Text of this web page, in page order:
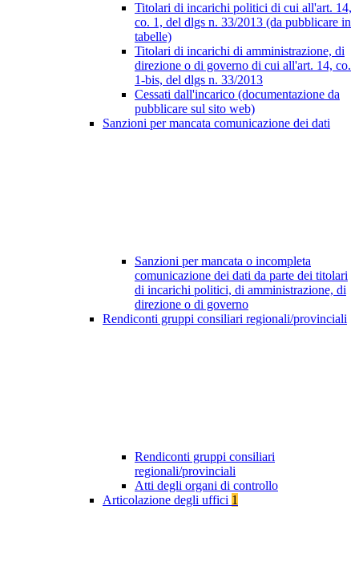
Titolari di incarichi politici di cui all'art. 14,
co. 1, del dlgs n. 33/2013 (da pubblicare in
tabelle)
Titolari di incarichi di amministrazione, di
direzione o di governo di cui all'art. 14, co.
1-bis, del dlgs n. 33/2013
Cessati dall'incarico (documentazione da
pubblicare sul sito web)
Sanzioni per mancata comunicazione dei dati
Sanzioni per mancata o incompleta
comunicazione dei dati da parte dei titolari
di incarichi politici, di amministrazione, di
direzione o di governo
Rendiconti gruppi consiliari regionali/provinciali
Rendiconti gruppi consiliari
regionali/provinciali
Atti degli organi di controllo
Articolazione degli uffici 1